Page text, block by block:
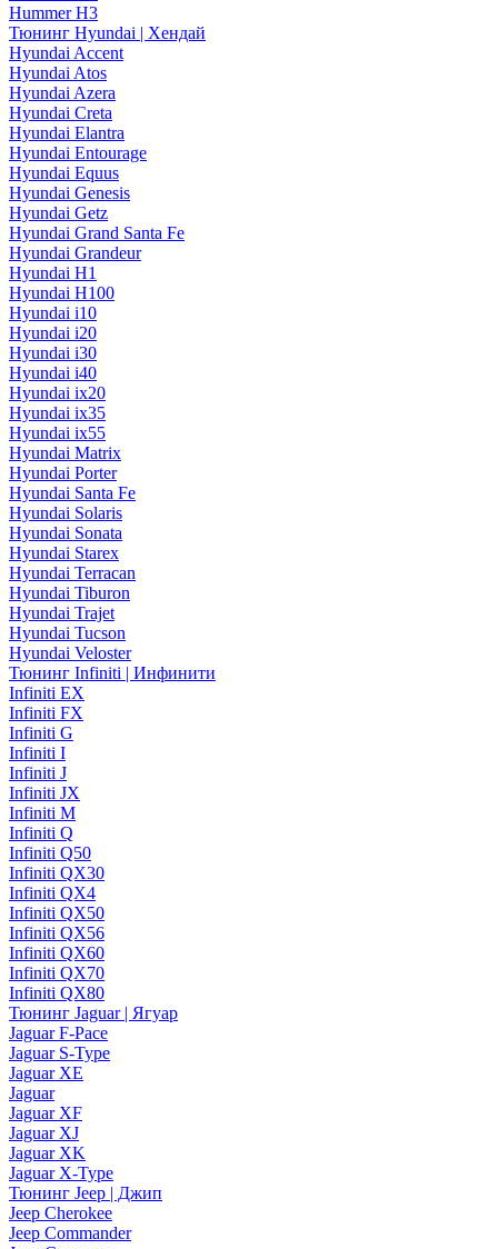
Hummer H3
Тюнинг Hyundai | Хендай
Hyundai Accent
Hyundai Atos
Hyundai Azera
Hyundai Creta
Hyundai Elantra
Hyundai Entourage
Hyundai Equus
Hyundai Genesis
Hyundai Getz
Hyundai Grand Santa Fe
Hyundai Grandeur
Hyundai H1
Hyundai H100
Hyundai i10
Hyundai i20
Hyundai i30
Hyundai i40
Hyundai ix20
Hyundai ix35
Hyundai ix55
Hyundai Matrix
Hyundai Porter
Hyundai Santa Fe
Hyundai Solaris
Hyundai Sonata
Hyundai Starex
Hyundai Terracan
Hyundai Tiburon
Hyundai Trajet
Hyundai Tucson
Hyundai Veloster
Тюнинг Infiniti | Инфинити
Infiniti EX
Infiniti FX
Infiniti G
Infiniti I
Infiniti J
Infiniti JX
Infiniti M
Infiniti Q
Infiniti Q50
Infiniti QX30
Infiniti QX4
Infiniti QX50
Infiniti QX56
Infiniti QX60
Infiniti QX70
Infiniti QX80
Тюнинг Jaguar | Ягуар
Jaguar F-Pace
Jaguar S-Type
Jaguar XE
Jaguar
Jaguar XF
Jaguar XJ
Jaguar XK
Jaguar X-Type
Тюнинг Jeep | Джип
Jeep Cherokee
Jeep Commander